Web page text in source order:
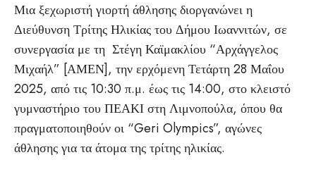
Μια ξεχωριστή γιορτή άθλησης διοργανώνει η
Διεύθυνση Τρίτης Ηλικίας του Δήμου Ιωαννιτών, σε
συνεργασία με τη Στέγη Καϊμακλίου “Αρχάγγελος
Μιχαήλ” [ΑΜΕΝ], την ερχόμενη Τετάρτη 28 Μαΐου
2025, από τις 10:30 π.μ. έως τις 14:00, στο κλειστό
γυμναστήριο του ΠΕΑΚΙ στη Λιμνοπούλα, όπου θα
πραγματοποιηθούν οι “Geri Olympics”, αγώνες
άθλησης για τα άτομα της τρίτης ηλικίας.